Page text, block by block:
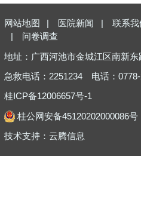
网站地图 医院新闻 联系我
问卷调查
地址：广西河池市金城江区南新东
急救电话：2251234 电话：
桂ICP备12006657号-1
桂公网安备45120202000086号
技术支持： 云腾信息